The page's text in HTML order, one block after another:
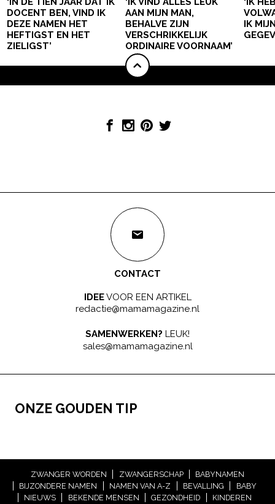
DOCENT BEN, VIND IK
DEZE NAMEN HET
HEFTIGST EN HET
ZIELIGST’
AAN MIJN MAN,
BEHALVE ZIJN
VERSCHRIKKELIJK
ORDINAIRE VOORNAAM’
IK
CONTACT
IDEEVOOR EEN ARTIKEL
redactie@mamamagazine.nl
SAMENWERKEN? LEUK!
sales@mamamagazine.nl
ONZE GOUDEN TIP
ZWANGER WORDEN ZWANGERSCHAP
BABYNAMEN
BIJZONDERE NAMEN
NAMEN VAN A-Z BEVALLING
BABY
NIEUWS
BEKENDE MENSEN GEZONDHEID KINDEREN